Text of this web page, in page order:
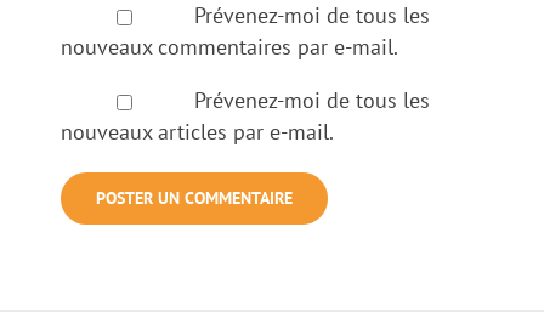
Prévenez-moi de tous les
nouveaux commentaires par e-mail.
Prévenez-moi de tous les
nouveaux articles par e-mail.